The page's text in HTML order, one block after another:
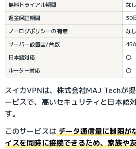
無料トライアル期間
なし
返金保証期間
30
ノーログポリシーの有無
なし
サーバー設置国/台数
45
日本語対応
〇
ルーター対応
〇
スイカVPNは、株式会社MAJ Techが
ービスで、高いセキュリティと日本語
す。
このサービスは データ通信量に制限が
イスを同時に接続できるため、家族や